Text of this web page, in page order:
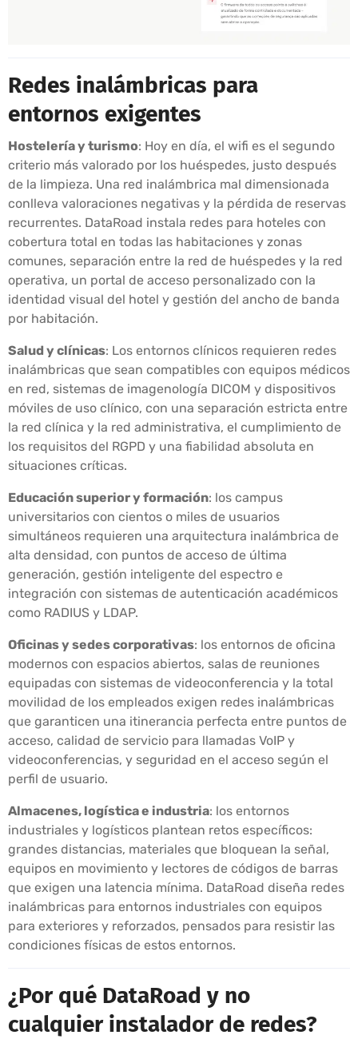
Redes inalámbricas para
entornos exigentes
Hostelería y turismo: Hoy en día, el wifi es el segundo
criterio más valorado por los huéspedes, justo después
de la limpieza. Una red inalámbrica mal dimensionada
conlleva valoraciones negativas y la pérdida de reservas
recurrentes. DataRoad instala redes para hoteles con
cobertura total en todas las habitaciones y zonas
comunes, separación entre la red de huéspedes y la red
operativa, un portal de acceso personalizado con la
identidad visual del hotel y gestión del ancho de banda
por habitación.
Salud y clínicas: Los entornos clínicos requieren redes
inalámbricas que sean compatibles con equipos médicos
en red, sistemas de imagenología DICOM y dispositivos
móviles de uso clínico, con una separación estricta entre
la red clínica y la red administrativa, el cumplimiento de
los requisitos del RGPD y una fiabilidad absoluta en
situaciones críticas.
Educación superior y formación: los campus
universitarios con cientos o miles de usuarios
simultáneos requieren una arquitectura inalámbrica de
alta densidad, con puntos de acceso de última
generación, gestión inteligente del espectro e
integración con sistemas de autenticación académicos
como RADIUS y LDAP.
Oficinas y sedes corporativas: los entornos de oficina
modernos con espacios abiertos, salas de reuniones
equipadas con sistemas de videoconferencia y la total
movilidad de los empleados exigen redes inalámbricas
que garanticen una itinerancia perfecta entre puntos de
acceso, calidad de servicio para llamadas VoIP y
videoconferencias, y seguridad en el acceso según el
perfil de usuario.
Almacenes, logística e industria: los entornos
industriales y logísticos plantean retos específicos:
grandes distancias, materiales que bloquean la señal,
equipos en movimiento y lectores de códigos de barras
que exigen una latencia mínima. DataRoad diseña redes
inalámbricas para entornos industriales con equipos
para exteriores y reforzados, pensados para resistir las
condiciones físicas de estos entornos.
¿Por qué DataRoad y no
cualquier instalador de redes?